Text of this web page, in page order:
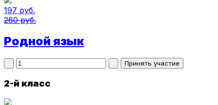
197 руб.
260 руб.
Родной язык
2-й класс